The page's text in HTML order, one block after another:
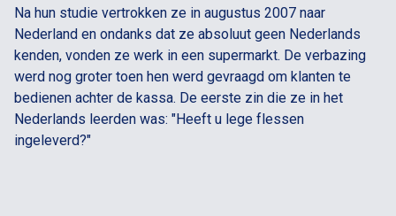
Na hun studie vertrokken ze in augustus 2007 naar
Nederland en ondanks dat ze absoluut geen Nederlands
kenden, vonden ze werk in een supermarkt. De verbazing
werd nog groter toen hen werd gevraagd om klanten te
bedienen achter de kassa. De eerste zin die ze in het
Nederlands leerden was: "Heeft u lege flessen
ingeleverd?"